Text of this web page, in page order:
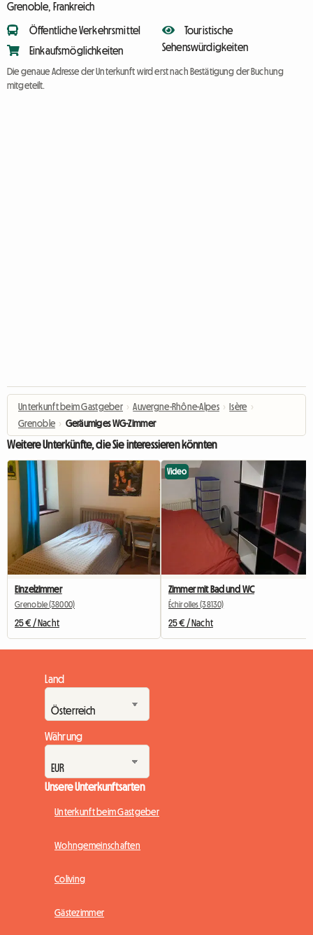
Grenoble, Frankreich
Öffentliche Verkehrsmittel
Einkaufsmöglichkeiten
Touristische
Sehenswürdigkeiten
Die genaue Adresse der Unterkunft wird erst nach Bestätigung der Buchung
mitgeteilt.
Unterkunft beim Gastgeber › Auvergne-Rhône-Alpes › Isère ›
Grenoble › Geräumiges WG-Zimmer
Weitere Unterkünfte, die Sie interessieren könnten
Einzelzimmer
Grenoble (38000)
25 € / Nacht
Video
Zimmer mit Bad und WC
Échirolles (38130)
25 € / Nacht
Land
Währung
Unsere Unterkunftsarten
Unterkunft beim Gastgeber
Wohngemeinschaften
Coliving
Gästezimmer